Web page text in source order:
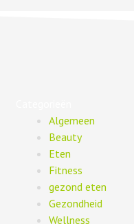
Algemeen
Beauty
Eten
Fitness
gezond eten
Gezondheid
Wellness